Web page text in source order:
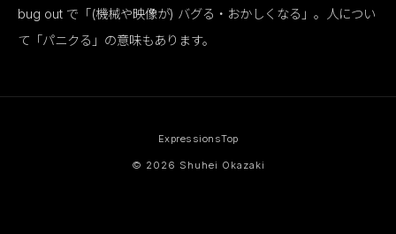
bug out で「(機械や映像が) バグる・おかしくなる」。人につい
て「パニクる」の意味もあります。
ExpressionsTop
© 2026 Shuhei Okazaki